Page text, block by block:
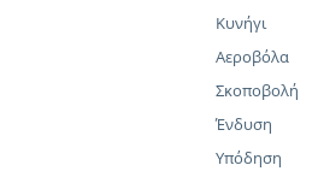
Κυνήγι
Αεροβόλα
Σκοποβολή
Ένδυση
Υπόδηση